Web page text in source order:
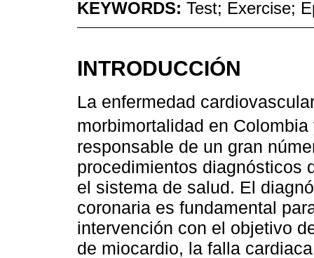
KEYWORDS: Test; Exercise;
INTRODUCCIÓN
La enfermedad
morbimortalidad en
responsable de un gran
procedimientos diagnósticos
el sistema de salud. El
coronaria es fundamental
intervención con el objetivo
de miocardio, la falla